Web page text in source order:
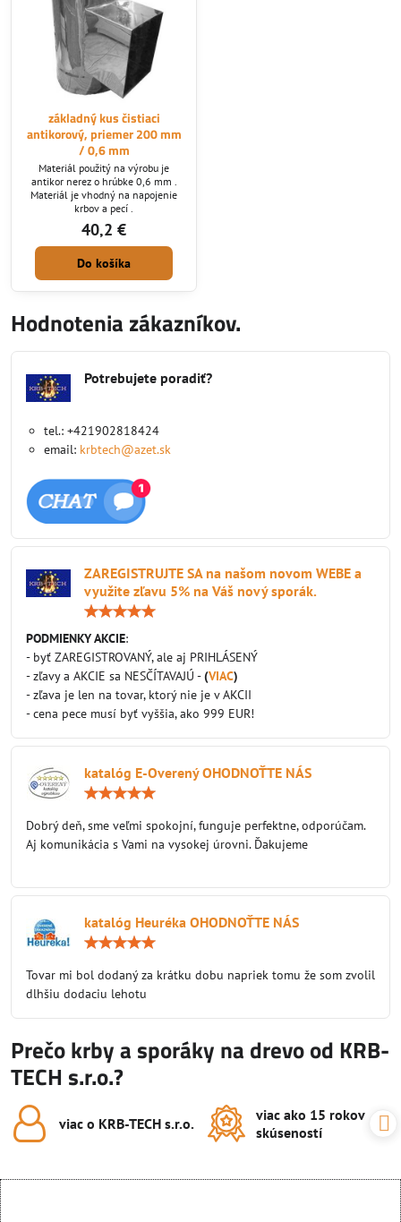
základný kus čistiaci
antikorový, priemer 200 mm
/ 0,6 mm
Materiál použitý na výrobu je
antikor nerez o hrúbke 0,6 mm .
Materiál je vhodný na napojenie
krbov a pecí .
40,2 €
Do košíka
Hodnotenia zákazníkov.
Potrebujete poradiť?
tel.: +421902818424
email: krbtech@azet.sk
ZAREGISTRUJTE SA na našom novom WEBE a
využite zľavu 5% na Váš nový sporák.
PODMIENKY AKCIE:
- byť ZAREGISTROVANÝ, ale aj PRIHLÁSENÝ
- zľavy a AKCIE sa NESČÍTAVAJÚ -(VIAC)
- zľava je len na tovar, ktorý nie je v AKCII
- cena pece musí byť vyššia, ako 999 EUR!
katalóg E-Overený OHODNOŤTE NÁS
5
Dobrý deň, sme veľmi spokojní, funguje perfektne, odporúčam.
Aj komunikácia s Vami na vysokej úrovni. Ďakujeme
katalóg Heuréka OHODNOŤTE NÁS
5
Tovar mi bol dodaný za krátku dobu napriek tomu že som zvolil
dlhšiu dodaciu lehotu
Prečo krby a sporáky na drevo od KRB-
TECH s.r.o.?
viac o KRB-TECH s​.r​.o​.
viac ako 15 rokov
skúseností